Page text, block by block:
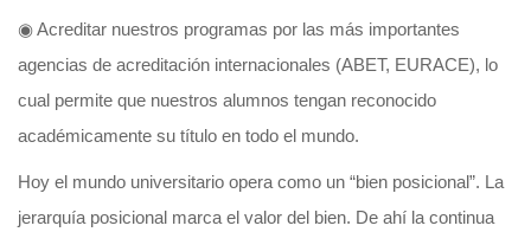
◉ Acreditar nuestros programas por las más importantes
agencias de acreditación internacionales (ABET, EURACE), lo
cual permite que nuestros alumnos tengan reconocido
académicamente su título en todo el mundo.
Hoy el mundo universitario opera como un “bien posicional”. La
jerarquía posicional marca el valor del bien. De ahí la continua